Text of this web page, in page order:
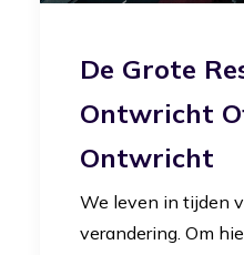
De Grote
Ontwricht
Ontwricht
We leven in tijden
verandering. Om